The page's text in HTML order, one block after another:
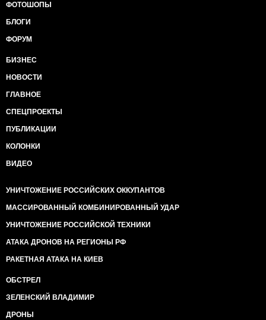
ФОТОШОПЫ
БЛОГИ
ФОРУМ
БИЗНЕС
НОВОСТИ
ГЛАВНОЕ
СПЕЦПРОЕКТЫ
ПУБЛИКАЦИИ
КОЛОНКИ
ВИДЕО
УНИЧТОЖЕНИЕ РОССИЙСКИХ ОККУПАНТОВ
МАССИРОВАННЫЙ КОМБИНИРОВАННЫЙ УДАР
УНИЧТОЖЕНИЕ РОССИЙСКОЙ ТЕХНИКИ
АТАКА ДРОНОВ НА РЕГИОНЫ РФ
РАКЕТНАЯ АТАКА НА КИЕВ
ОБСТРЕЛ
ЗЕЛЕНСКИЙ ВЛАДИМИР
ДРОНЫ